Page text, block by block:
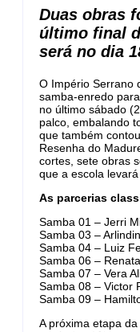
Duas obras
último final
será no dia
O Império Serrano
samba-enredo
no último sábado
palco, embalando
que também
Resenha do
cortes, sete obras
que a escola
As parcerias
Samba 01 – Jerri
Samba 03 –
Samba 04 – Luiz
Samba 06 –
Samba 07 – Vera
Samba 08 – Victor
Samba 09 –
A próxima etapa